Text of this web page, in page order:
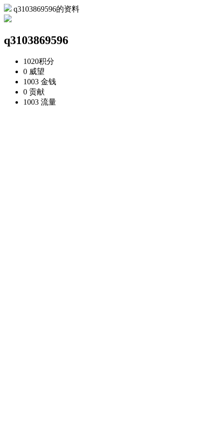
q3103869596的资料
q3103869596
1020积分
0 威望
1003 金钱
0 贡献
1003 流量